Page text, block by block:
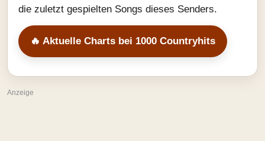
die zuletzt gespielten Songs dieses Senders.
🔥 Aktuelle Charts bei 1000 Countryhits
Anzeige